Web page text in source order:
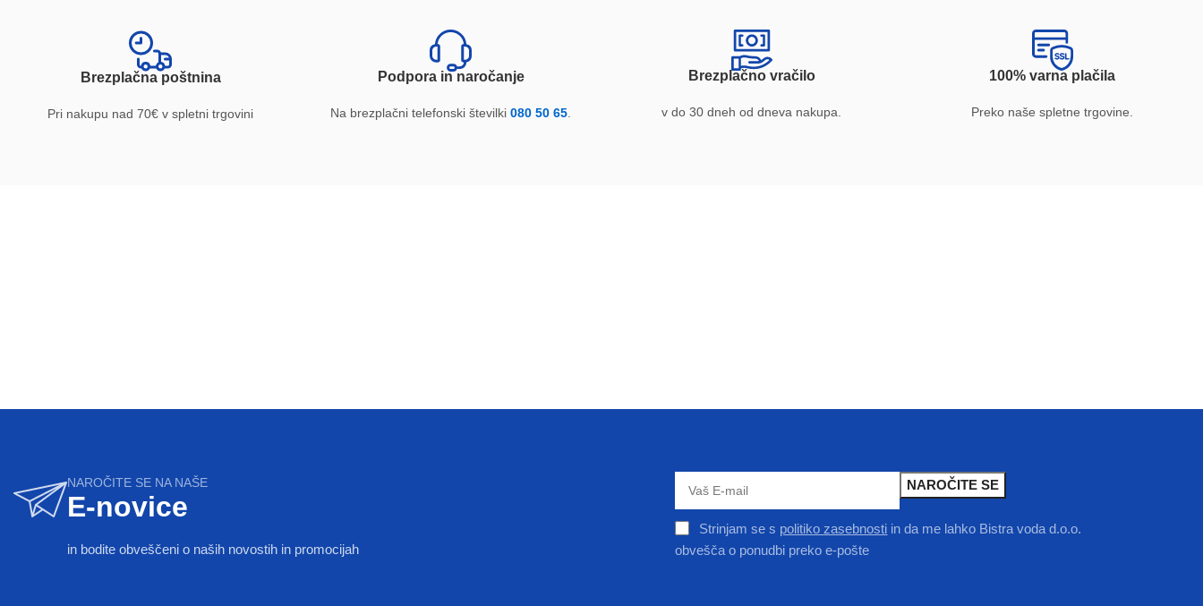
Brezplačna poštnina
Pri nakupu nad 70€ v spletni trgovini
Podpora in naročanje
Na brezplačni telefonski številki080 50 65
Brezplačno vračilo
v do 30 dneh od dneva nakupa.
100% varna plačila
Preko naše spletne trgovine.
NAROČITE SE NA NAŠE
E-novice
in bodite obveščeni o naših novostih in promocijah
Strinjam se s politiko zasebnosti in da me lahko Bistra voda d.o.o.
obvešča o ponudbi preko e-pošte